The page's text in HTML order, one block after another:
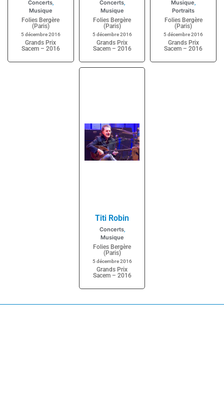
Concerts,
Musique
Folies Bergère
(Paris)
5 décembre 2016
Grands Prix
Sacem – 2016
Concerts,
Musique
Folies Bergère
(Paris)
5 décembre 2016
Grands Prix
Sacem – 2016
Musique,
Portraits
Folies Bergère
(Paris)
5 décembre 2016
Grands Prix
Sacem – 2016
Titi Robin
Concerts,
Musique
Folies Bergère
(Paris)
5 décembre 2016
Grands Prix
Sacem – 2016